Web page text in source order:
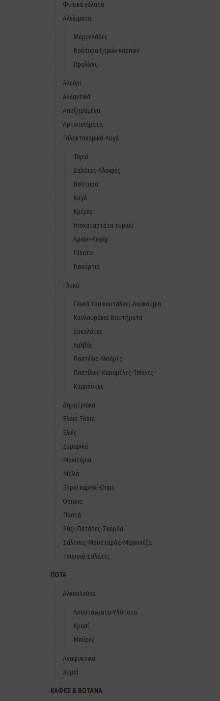
Φυτικά γάλατα
Αλείμματα
Μαρμελάδες
Βούτυρα ξηρών καρπών
Πραλίνες
Αλεύρι
Αλλαντικά
Αποξηραμένα
Αρτοποιήματα
Γαλακτοκομικά-Αυγά
Τυριά
Σαλάτες-Αλοιφές
Βούτυρα
Αυγά
Κρέμες
Υποκαταστάτα τυριού
Αριάνι-Κεφίρ
Γάλατα
Γιαούρτια
Γλυκά
Γλυκά του κουταλιού-Λουκούμια
Κουλουράκια-Βουτήματα
Σοκολάτες
Χαλβάς
Παστέλια-Μπάρες
Παστίλιες-Καραμέλες-Τσίχλες
Κομπόστες
Δημητριακά
Έλαια-Ξύδια
Ελιές
Ζυμαρικά
Μανιτάρια
Μέλια
Ξηροί καρποί-Chips
Όσπρια
Παστά
Ρύζι-Πατάτες-Σκόρδα
Σάλτσες-Μουστάρδα-Μαγιονέζα
Τουρσιά-Σαλάτες
ΠΟΤΑ
Αλκοολούχα
Αποστάγματα-Υδύποτα
Κρασί
Μπύρες
Αναψυκτικά
Χυμοί
ΚΑΦΕΣ & ΒΟΤΑΝΑ